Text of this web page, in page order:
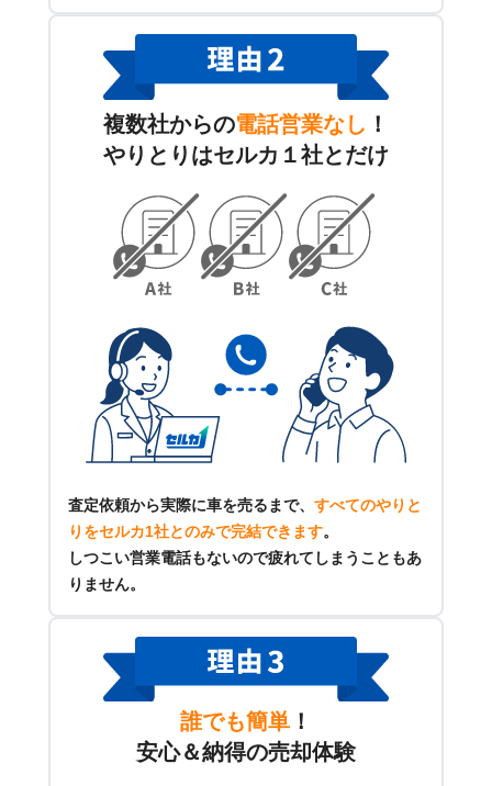
複数社からの電話営業なし ！
やりとりはセルカ１社とだけ
査定依頼から実際に車を売るまで、 すべてのやりと
りをセルカ1社とのみで完結できます。
しつこい営業電話もないので疲れてしまうこともあ
りません。
誰でも簡単 ！
安心＆納得の売却体験